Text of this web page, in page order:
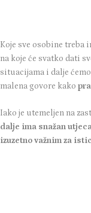
Koje sve osobine treba
na koje će svatko dati
situacijama i dalje
malena govore kako
Iako je utemeljen na
dalje ima snažan
izuzetno važnim za